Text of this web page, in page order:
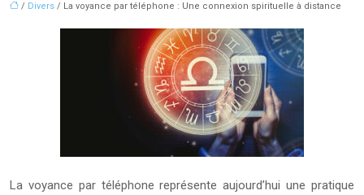
/ Divers / La voyance par téléphone : Une connexion spirituelle à distance
La voyance par téléphone représente aujourd’hui une pratique